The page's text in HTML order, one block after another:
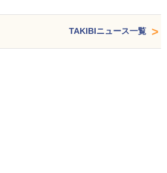
TAKIBIニュース一覧